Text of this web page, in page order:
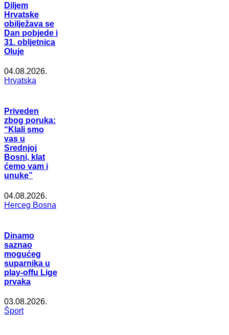
Diljem
Hrvatske
obilježava se
Dan pobjede i
31. obljetnica
Oluje
04.08.2026.
Hrvatska
Priveden
zbog poruka:
“Klali smo
vas u
Srednjoj
Bosni, klat
ćemo vam i
unuke”
04.08.2026.
Herceg Bosna
Dinamo
saznao
mogućeg
suparnika u
play-offu Lige
prvaka
03.08.2026.
Šport